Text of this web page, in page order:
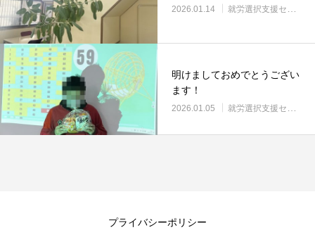
2026.01.14 就労選択支援センター ニコサポート
明けましておめでとうござい
ます！
2026.01.05 就労選択支援センター ニコサポート
プライバシーポリシー